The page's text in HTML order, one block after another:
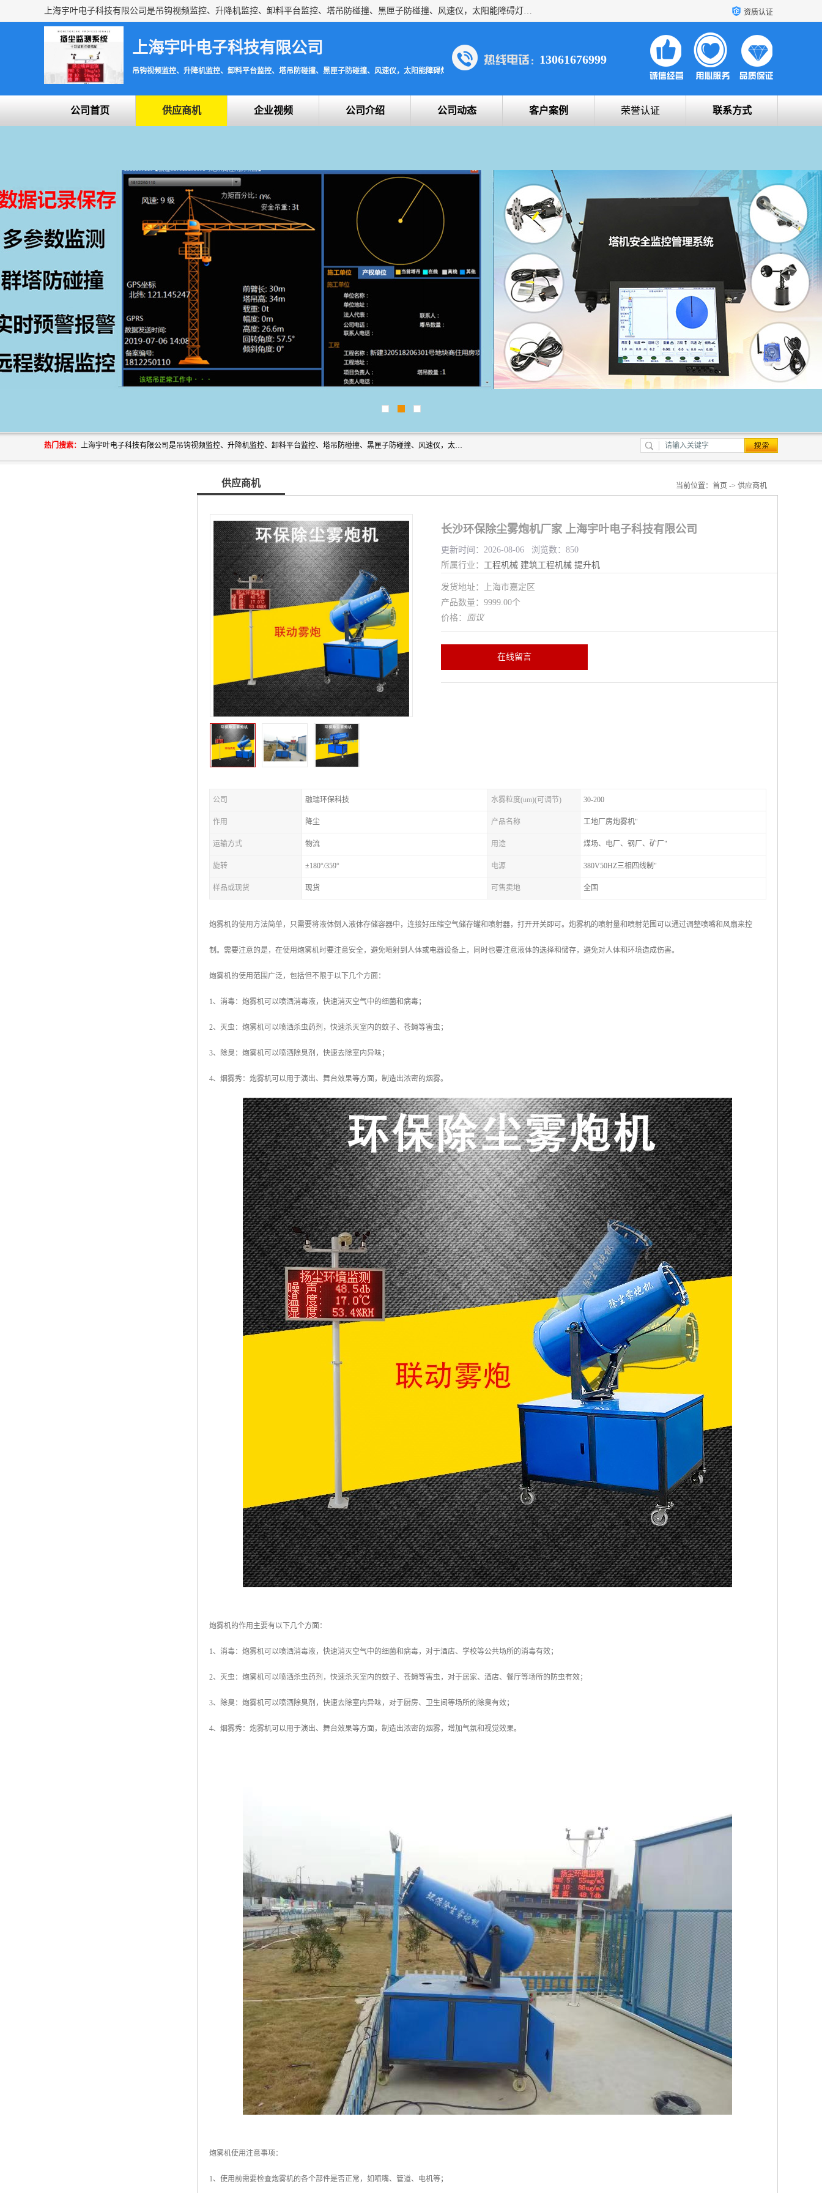
上海宇叶电子科技有限公司是吊钩视频监控、升降机监控、卸料平台监控、塔吊防碰撞、黑匣子防碰撞、风速仪，太阳能障碍灯安全提示灯等一系列升降机的常用配件产品专业研发生产加工的公司，拥有完整、科学的质量管理体系。 资质认证
上海宇叶电子科技有限公司
吊钩视频监控、升降机监控、卸料平台监控、塔吊防碰撞、黑匣子防碰撞、风速仪，太阳能障碍灯安全提示灯
13061676999
公司首页 供应商机 企业视频 公司介绍 公司动态 客户案例 荣誉认证 联系方式
热门搜索： 上海宇叶电子科技有限公司是吊钩视频监控、升降机监控、卸料平台监控、塔吊防碰撞、黑匣子防碰撞、风速仪，太阳能障碍灯安全提示灯等一系列升降机的常用配件产品专业研发生产加工的公司，拥有完整、科学的质量管理体系。
供应商机 当前位置： 首页 -> 供应商机
长沙环保除尘雾炮机厂家 上海宇叶电子科技有限公司
更新时间：2026-08-06 浏览数：850
所属行业： 工程机械 建筑工程机械 提升机
发货地址：上海市嘉定区
产品数量：9999.00个
价格： 面议
在线留言
公司 融瑞环保科技 水雾粒度(um)(可调节) 30-200
作用 降尘 产品名称 工地厂房炮雾机"
运输方式 物流 用途 煤场、电厂、钢厂、矿厂"
旋转 ±180°/359° 电源 380V50HZ三相四线制"
样品或现货 现货 可售卖地 全国
炮雾机的使用方法简单，只需要将液体倒入液体存储容器中，连接好压缩空气储存罐和喷射器，打开开关即可。炮雾机的喷射量和喷射范围可以通过调整喷嘴和风扇来控
制。需要注意的是，在使用炮雾机时要注意安全，避免喷射到人体或电器设备上，同时也要注意液体的选择和储存，避免对人体和环境造成伤害。
炮雾机的使用范围广泛，包括但不限于以下几个方面：
1、消毒：炮雾机可以喷洒消毒液，快速消灭空气中的细菌和病毒；
2、灭虫：炮雾机可以喷洒杀虫药剂，快速杀灭室内的蚊子、苍蝇等害虫；
3、除臭：炮雾机可以喷洒除臭剂，快速去除室内异味；
4、烟雾秀：炮雾机可以用于演出、舞台效果等方面，制造出浓密的烟雾。
炮雾机的作用主要有以下几个方面：
1、消毒：炮雾机可以喷洒消毒液，快速消灭空气中的细菌和病毒，对于酒店、学校等公共场所的消毒有效；
2、灭虫：炮雾机可以喷洒杀虫药剂，快速杀灭室内的蚊子、苍蝇等害虫，对于居家、酒店、餐厅等场所的防虫有效；
3、除臭：炮雾机可以喷洒除臭剂，快速去除室内异味，对于厨房、卫生间等场所的除臭有效；
4、烟雾秀：炮雾机可以用于演出、舞台效果等方面，制造出浓密的烟雾，增加气氛和视觉效果。
炮雾机使用注意事项：
1、使用前需要检查炮雾机的各个部件是否正常，如喷嘴、管道、电机等；